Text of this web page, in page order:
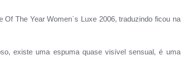
The Year Women`s Luxe 2006, traduzindo ficou na
existe uma espuma quase visível sensual, é uma